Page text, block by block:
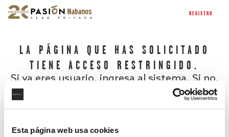
Esta página web usa cookies
REGISTRO
LA PÁGINA QUE HAS SOLICITADO
TIENE ACCESO RESTRINGIDO.
Si ya eres usuario, ingresa al sistema. Si no,